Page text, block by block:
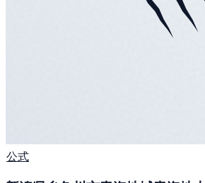
公式